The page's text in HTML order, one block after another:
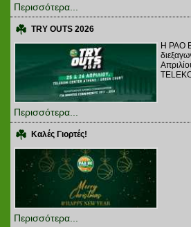
Περισσότερα...
TRY OUTS 2026
H PAO
Περισσότερα...
Καλές Γιορτές!
Περισσότερα...